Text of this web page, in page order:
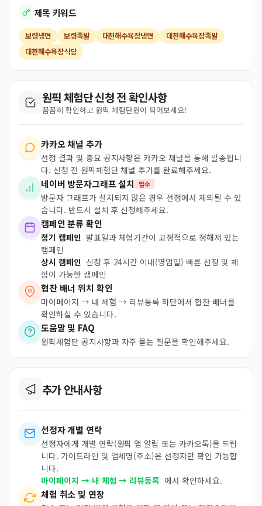
제목 키워드
보령냉면 보령족발 대천해수욕장냉면
대천해수욕장족발
대천해수욕장식당
원픽 체험단 신청 전 확인사항
꼼꼼히 확인하고 원픽 체험단원이 되어보세요!
카카오 채널 추가
선정 결과 및 중요 공지사항은 카카오 채널을 통해 발송됩니
다. 신청 전 원픽체험단 채널 추가를 완료해주세요.
네이버 방문자그래프 설치 필수
방문자 그래프가 설치되지 않은 경우 선정에서 제외될 수 있
습니다. 반드시 설치 후 신청해주세요.
캠페인 분류 확인
정기 캠페인 발표일과 체험기간이 고정적으로 정해져 있는
캠페인
상시 캠페인 신청 후 24시간 이내(영업일) 빠른 선정 및 체
험이 가능한 캠페인
협찬 배너 위치 확인
마이페이지 → 내 체험 → 리뷰등록 하단에서 협찬 배너를
확인하실 수 있습니다.
도움말 및 FAQ
원픽체험단 공지사항과 자주 묻는 질문을 확인해주세요.
추가 안내사항
선정자 개별 연락
선정자에게 개별 연락(원픽 앱 알림 또는 카카오톡)을 드립
니다. 가이드라인 및 업체명(주소)은 선정자만 확인 가능합
니다.
마이페이지 → 내 체험 → 리뷰등록 에서 확인하세요.
체험 취소 및 연장